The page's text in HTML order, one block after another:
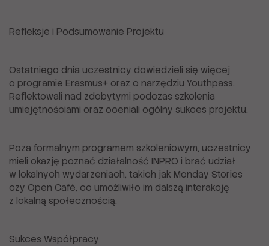
Refleksje i Podsumowanie Projektu
Ostatniego dnia uczestnicy dowiedzieli się więcej
o programie Erasmus+ oraz o narzędziu Youthpass.
Reflektowali nad zdobytymi podczas szkolenia
umiejętnościami oraz oceniali ogólny sukces projektu.
Poza formalnym programem szkoleniowym, uczestnicy
mieli okazję poznać działalność INPRO i brać udział
w lokalnych wydarzeniach, takich jak Monday Stories
czy Open Café, co umożliwiło im dalszą interakcję
z lokalną społecznością.
Sukces Współpracy